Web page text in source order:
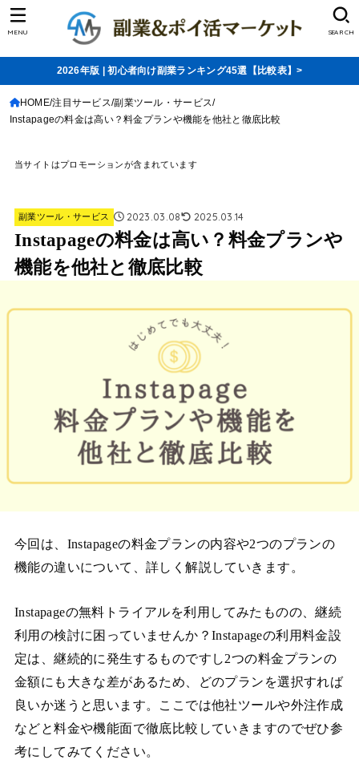
SEARCH
MENU
2026年版 | 初心者向け副業ランキング45選【比較表】>
HOME 注目サービス 副業ツール・サービス
Instapageの料金は高い？料金プランや機能を他社と徹底比較
当サイトはプロモーションが含まれています
副業ツール・サービス 2023.03.08 2025.03.14
Instapageの料金は高い？料金プランや
機能を他社と徹底比較
今回は、Instapageの料金プランの内容や2つのプランの
機能の違いについて、詳しく解説していきます。
Instapageの無料トライアルを利用してみたものの、継続
利用の検討に困っていませんか？Instapageの利用料金設
定は、継続的に発生するものですし2つの料金プランの
金額にも大きな差があるため、どのプランを選択すれば
良いか迷うと思います。ここでは他社ツールや外注作成
などと料金や機能面で徹底比較していきますのでぜひ参
考にしてみてください。